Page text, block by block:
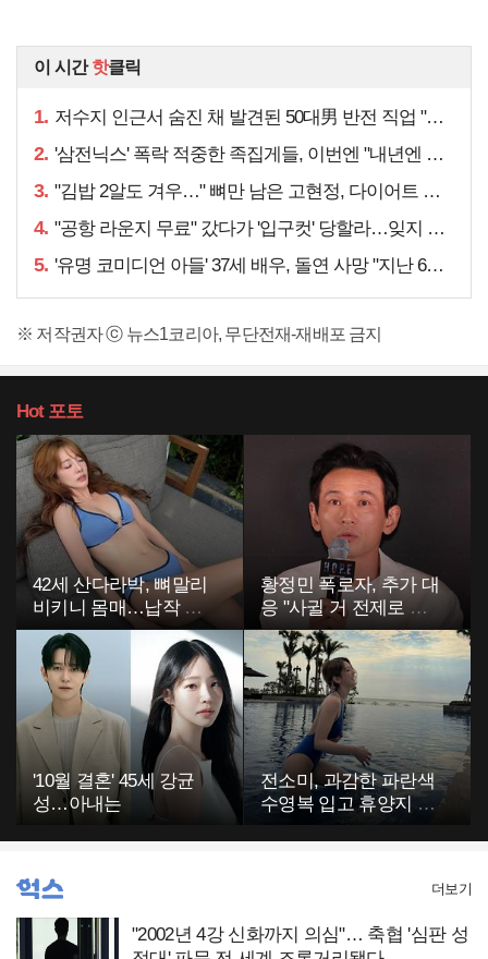
이 시간핫클릭
1. 저수지 인근서 숨진 채 발견된 50대男 반전 직업 "얼마 전…"
2. '삼전닉스' 폭락 적중한 족집게들, 이번엔 "내년엔 더욱…"
3. "김밥 2알도 겨우…" 뼈만 남은 고현정, 다이어트 아니라
4. "공항 라운지 무료" 갔다가 '입구컷' 당할라…잊지 말아야 할 것
5. '유명 코미디언 아들' 37세 배우, 돌연 사망 "지난 6월에도…"
※ 저작권자 ⓒ 뉴스1코리아, 무단전재-재배포 금지
Hot포토
42세 산다라박, 뼈말리
비키니 몸매…납작 복
부에 깜짝
황정민 폭로자, 추가 대
응 "사귈 거 전제로 하
고…"
'10월 결혼' 45세 강균
성…아내는
전소미, 과감한 파란색
수영복 입고 휴양지 포
"2002년 4강 신화까지 의심"… 축협 '심판 성
더보기